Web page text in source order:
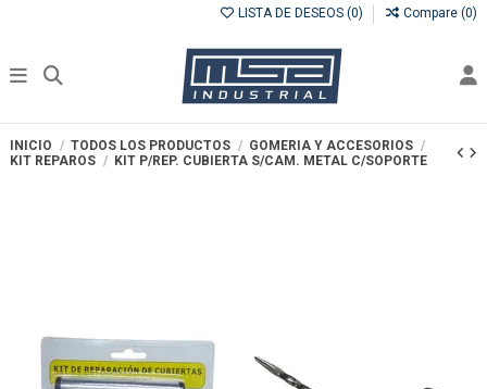
LISTA DE DESEOS (0) Compare (0)
INICIO TODOS LOS PRODUCTOS
GOMERIA Y ACCESORIOS
KIT REPAROS
KIT P/REP. CUBIERTA S/CAM. METAL C/SOPORTE